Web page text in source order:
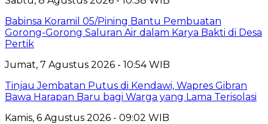
Babinsa Koramil 05/Pining Bantu Pembuatan
Gorong-Gorong Saluran Air dalam Karya Bakti di Desa
Pertik
Jumat, 7 Agustus 2026 - 10:54 WIB
Tinjau Jembatan Putus di Kendawi, Wapres Gibran
Bawa Harapan Baru bagi Warga yang Lama Terisolasi
Kamis, 6 Agustus 2026 - 09:02 WIB